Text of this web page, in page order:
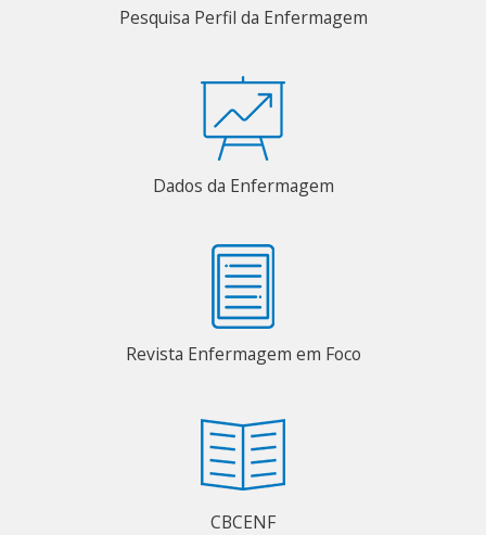
Pesquisa Perfil da Enfermagem
Dados da Enfermagem
Revista Enfermagem em Foco
CBCENF